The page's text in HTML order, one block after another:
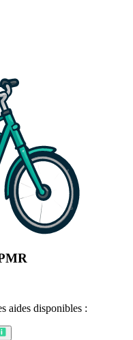
aides disponibles :